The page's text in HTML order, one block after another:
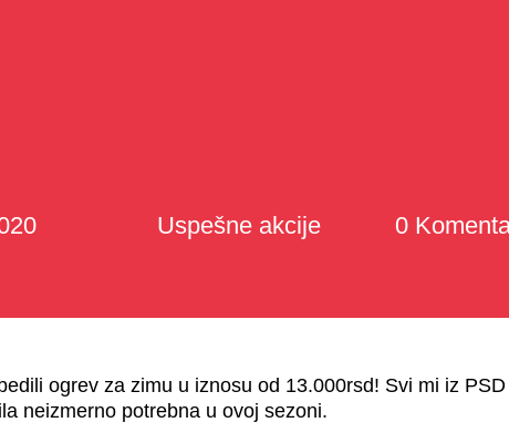
Uspešne akcije 0
ogrev za zimu u iznosu od 13.000rsd! Svi mi iz
neizmerno potrebna u ovoj sezoni.